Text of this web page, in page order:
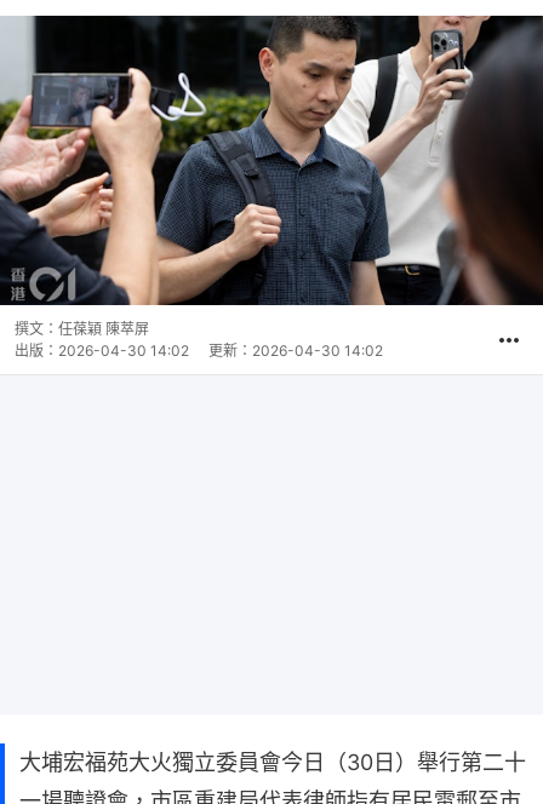
撰文： 任葆穎 陳萃屏
出版： 2026-04-30 14:02 更新： 2026-04-30 14:02
大埔宏福苑大火獨立委員會今日（30日）舉行第二十